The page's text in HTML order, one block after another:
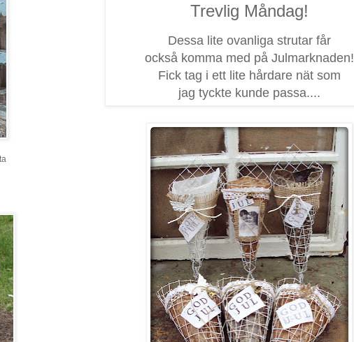
Trevlig Måndag!
Dessa lite ovanliga strutar får
också komma med på Julmarknaden!
Fick tag i ett lite hårdare nät som
jag tyckte kunde passa....